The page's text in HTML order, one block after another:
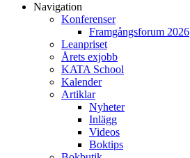
Navigation
Konferenser
Framgångsforum 2026
Leanpriset
Årets exjobb
KATA School
Kalender
Artiklar
Nyheter
Inlägg
Videos
Boktips